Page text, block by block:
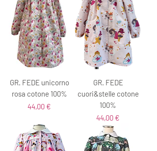
GR. FEDE unicorno
rosa cotone 100%
Prezzo
44,00 €
GR. FEDE
cuori&stelle cotone
100%
Prezzo
44,00 €